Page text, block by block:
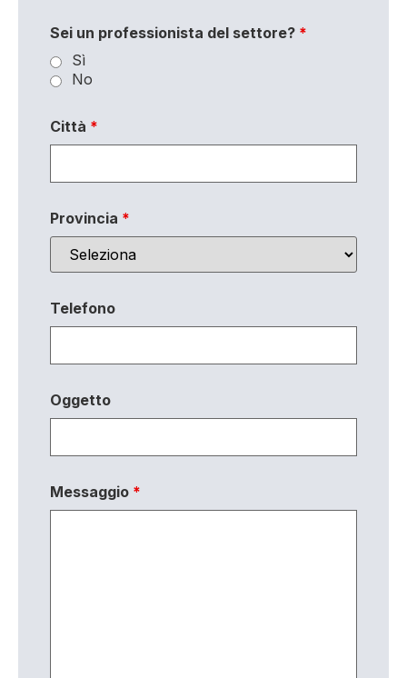
Sei un professionista del settore? *
Sì
No
Città *
Provincia *
Telefono
Oggetto
Messaggio *